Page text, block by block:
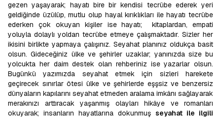
gezen yaşayarak; hayatı bire bir kendisi tecrübe ederek yeri
geldiğinde üzülüp, mutlu olup hayal kırıklıkları ile hayatı tecrübe
ederken çok okuyan kişiler ise hayatı; kitaplardan, empati
yoluyla dolaylı yoldan tecrübe etmeye çalışmaktadır. Sizler her
ikisini birlikte yapmaya çalışınız. Seyahat planınız oldukça basit
olsun. Gideceğiniz ülke ve şehirler uzaklar; yanınızda size bu
yolcukta her daim destek olan rehberiniz ise yazarlar olsun.
Bugünkü yazımızda seyahat etmek için sizleri harekete
geçirecek sınırlar ötesi ülke ve şehirlerde eşşsiz ve benzersiz
dünyaların kapılarını seyahat etmeden aralama imkânı sağlayarak
merakınızı arttıracak yaşanmış olayları hikâye ve romanları
okuyarak; insanların hayatlarına dokunmuş seyahat ile ilgili